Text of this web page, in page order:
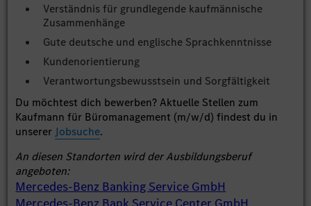
Verständnis für grundlegende kaufmännische
Zusammenhänge
Gute deutsche und englische Sprachkenntnisse
Kundenorientierung
Verantwortungsbewusstsein und Sorgfältigkeit
Du möchtest dich bewerben? Aktuelle Stellen zum
Kaufmann für Büromanagement (m/w/d) findest du in
unserer Jobsuche.
An diesen Standorten wird der Ausbildungsberuf
angeboten:
Mercedes-Benz Banking Service GmbH